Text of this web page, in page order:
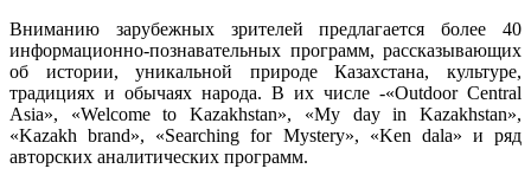
Вниманию зарубежных зрителей предлагается более 40
информационно-познавательных программ, рассказывающих
об истории, уникальной природе Казахстана, культуре,
традициях и обычаях народа. В их числе -«Outdoor Central
Asia», «Welcome to Kazakhstan», «My day in Kazakhstan»,
«Kazakh brand», «Searching for Mystery», «Ken dala» и ряд
авторских аналитических программ.